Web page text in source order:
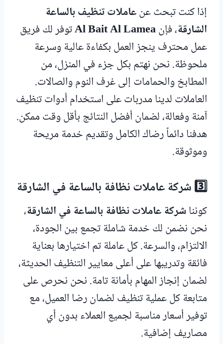
إذا كنت تبحث عنعاملات تنظيف بالساعة
الشارقة، فإنAl Bait Al Lameaتوفر لك فريق
عمل محترف ينجز العمل بكفاءة عالية وسرعة
ملحوظة. نحن نهتم بكل جزء في المنزل، من
المطابخ والحمامات إلى غرف النوم والصالات.
العاملات لدينا مدربات على استخدام أدوات تنظيف
آمنة وفعالة، لضمان أفضل النتائج بأقل وقت ممكن.
هدفنا دائماً رضاك الكامل وتقديم خدمة مريحة
وموثوقة.
3️⃣ شركة عاملات نظافة بالساعة في الشارقة
كونناشركة عاملات نظافة بالساعة في الشارقة،
نحن نضمن لك خدمة شاملة تجمع بين الجودة،
الالتزام، والسرعة. كل عاملة تم اختيارها بعناية
فائقة وتدريبها على أعلى معايير التنظيف الحديثة،
لضمان إنجاز المهام بأمانة تامة. نحن نحرص على
متابعة كل عملية تنظيف لضمان رضا العميل، مع
توفير أسعار مناسبة لجميع العملاء بدون أي
مصاريف إضافية.